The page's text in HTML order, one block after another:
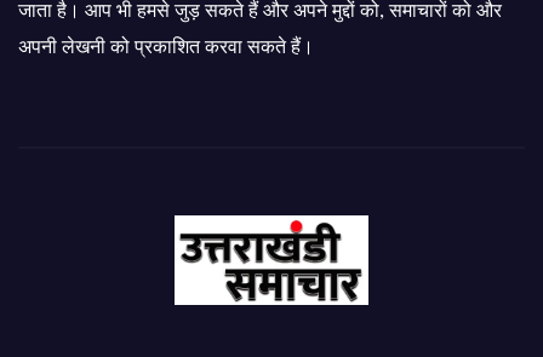
जाता है। आप भी हमसे जुड़ सकते हैं और अपने मुद्दों को, समाचारों को और
अपनी लेखनी को प्रकाशित करवा सकते हैं।